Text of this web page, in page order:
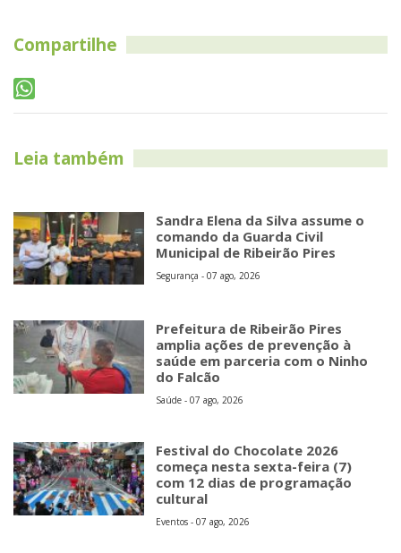
Compartilhe
Leia também
Sandra Elena da Silva assume o
comando da Guarda Civil
Municipal de Ribeirão Pires
Segurança - 07 ago, 2026
Prefeitura de Ribeirão Pires
amplia ações de prevenção à
saúde em parceria com o Ninho
do Falcão
Saúde - 07 ago, 2026
Festival do Chocolate 2026
começa nesta sexta-feira (7)
com 12 dias de programação
cultural
Eventos - 07 ago, 2026